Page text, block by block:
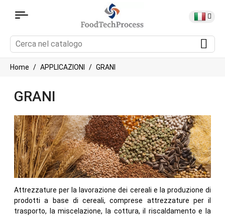
Home APPLICAZIONI GRANI
GRANI
Attrezzature per la lavorazione dei cereali e la produzione di
prodotti a base di cereali, comprese attrezzature per il
trasporto, la miscelazione, la cottura, il riscaldamento e la